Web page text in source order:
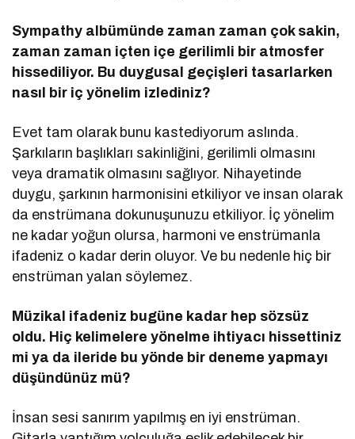
Sympathy albümünde zaman zaman çok sakin,
zaman zaman içten içe gerilimli bir atmosfer
hissediliyor. Bu duygusal geçişleri tasarlarken
nasıl bir iç yönelim izlediniz?
Evet tam olarak bunu kastediyorum aslında.
Şarkıların başlıkları sakinliğini, gerilimli olmasını
veya dramatik olmasını sağlıyor. Nihayetinde
duygu, şarkının harmonisini etkiliyor ve insan olarak
da enstrümana dokunuşunuzu etkiliyor. İç yönelim
ne kadar yoğun olursa, harmoni ve enstrümanla
ifadeniz o kadar derin oluyor. Ve bu nedenle hiç bir
enstrüman yalan söylemez.
Müzikal ifadeniz bugüne kadar hep sözsüz
oldu. Hiç kelimelere yönelme ihtiyacı hissettiniz
mi ya da ileride bu yönde bir deneme yapmayı
düşündünüz mü?
İnsan sesi sanırım yapılmış en iyi enstrüman.